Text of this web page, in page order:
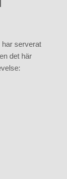
har serverat
det här